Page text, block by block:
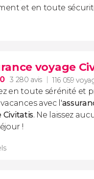
et en toute
voyage
3 280 avis 116 059
en toute sérénité et
avec l'
Civitatis. Ne laissez
!